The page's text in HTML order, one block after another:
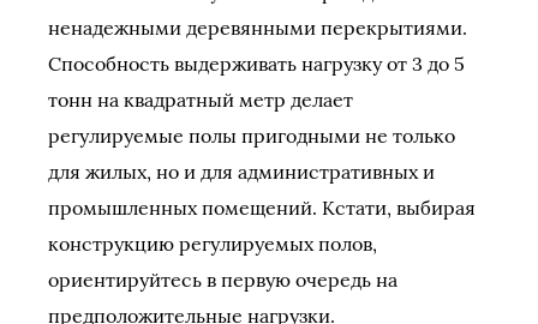
ненадежными деревянными перекрытиями.
Способность выдерживать нагрузку от 3 до 5
тонн на квадратный метр делает
регулируемые полы пригодными не только
для жилых, но и для административных и
промышленных помещений. Кстати, выбирая
конструкцию регулируемых полов,
ориентируйтесь в первую очередь на
предположительные нагрузки.